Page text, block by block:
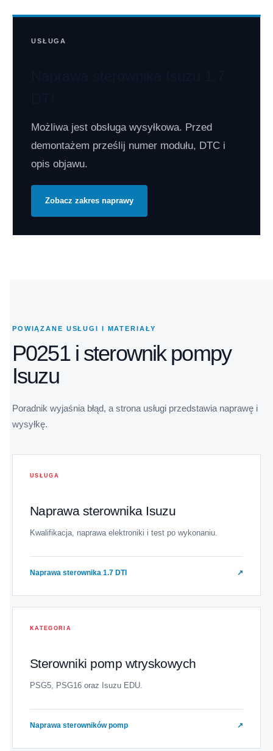
USŁUGA
Możliwa jest obsługa wysyłkowa. Przed
demontażem prześlij numer modułu, DTC i
opis objawu.
Zobacz zakres naprawy
POWIĄZANE USŁUGI I MATERIAŁY
P0251 i sterownik pompy
Isuzu
Poradnik wyjaśnia błąd, a strona usługi przedstawia naprawę i
wysyłkę.
USŁUGA
Naprawa sterownika Isuzu
Kwalifikacja, naprawa elektroniki i test po wykonaniu.
Naprawa sterownika 1.7 DTI ↗
KATEGORIA
Sterowniki pomp wtryskowych
PSG5, PSG16 oraz Isuzu EDU.
Naprawa sterowników pomp ↗